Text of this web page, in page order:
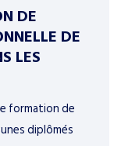
DE
DE
LES
formation de
diplômés